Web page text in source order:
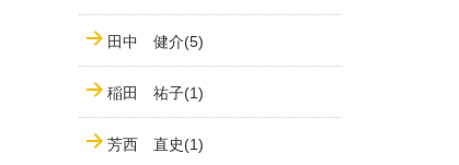
田中 健介(5)
稲田 祐子(1)
芳西 直史(1)